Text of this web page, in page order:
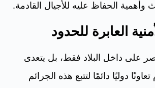
وأهمية الحفاظ عليه للأجيال القادمة.
العابرة للحدود
على داخل البلاد فقط، بل يتعدى
دوليًا دائمًا لتتبع هذه الجرائم